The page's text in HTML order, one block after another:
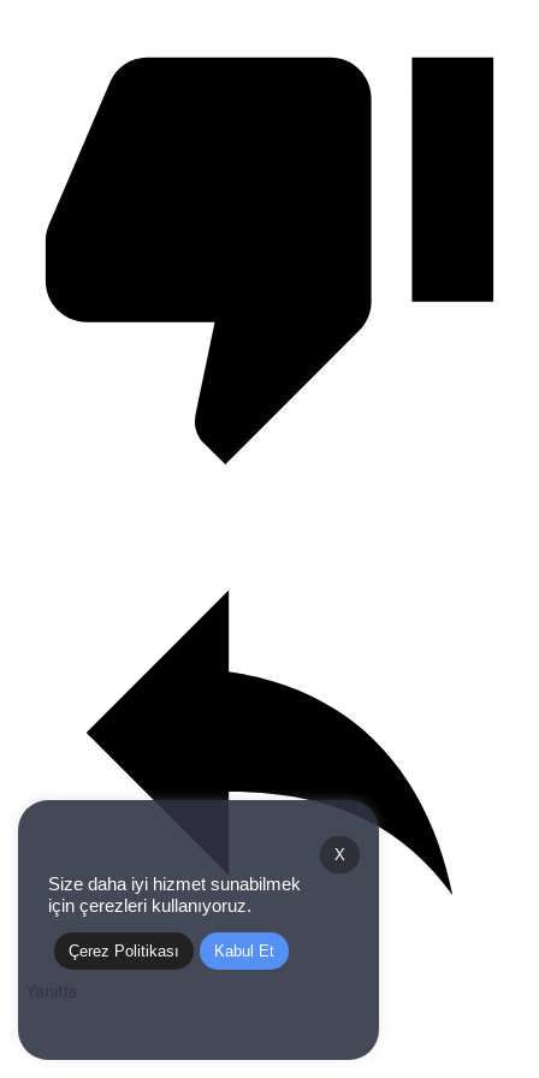
X
Size daha iyi hizmet sunabilmek
için çerezleri kullanıyoruz.
Çerez Politikası Kabul Et